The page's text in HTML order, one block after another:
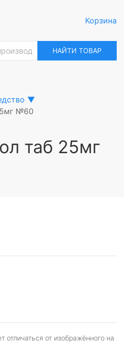
Корзина
НАЙТИ ТОВАР
▼
№60
таб 25мг
от изображённого на